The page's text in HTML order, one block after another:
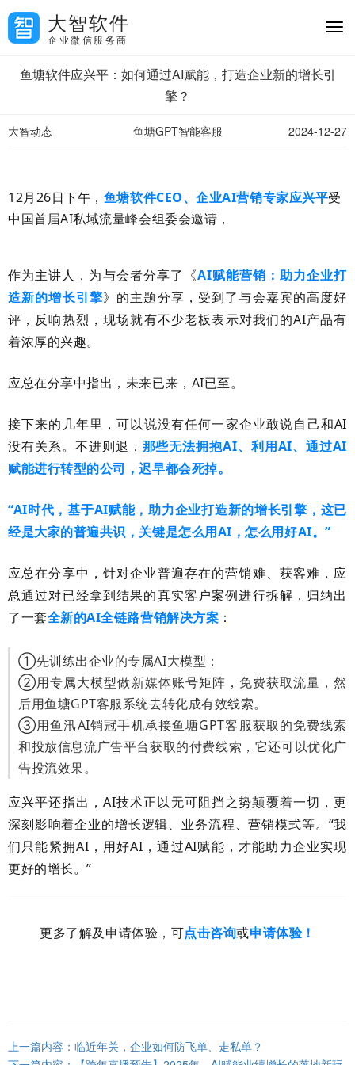
大智软件
企业微信服务商
鱼塘软件应兴平：如何通过AI赋能，打造企业新的增长引
擎？
大智动态 鱼塘GPT智能客服 2024-12-27
12月26日下午， 鱼塘软件CEO、企业AI营销专家应兴平受
中国首届AI私域流量峰会组委会邀请，
作为主讲人，为与会者分享了《AI赋能营销：助力企业打
造新的增长引擎》的主题分享，受到了与会嘉宾的高度好
评，反响热烈，现场就有不少老板表示对我们的AI产品有
着浓厚的兴趣。
应总在分享中指出，未来已来，AI已至。
接下来的几年里，可以说没有任何一家企业敢说自己和AI
没有关系。不进则退， 那些无法拥抱AI、利用AI、通过AI
赋能进行转型的公司，迟早都会死掉。
“AI时代，基于AI赋能，助力企业打造新的增长引擎，这已
经是大家的普遍共识，关键是怎么用AI，怎么用好AI。”
应总在分享中，针对企业普遍存在的营销难、获客难，应
总通过对已经拿到结果的真实客户案例进行拆解，归纳出
了一套全新的AI全链路营销解决方案 ：
①先训练出企业的专属AI大模型；
②用专属大模型做新媒体账号矩阵，免费获取流量，然
后用鱼塘GPT客服系统去转化成有效线索。
③用鱼汛AI销冠手机承接鱼塘GPT客服获取的免费线索
和投放信息流广告平台获取的付费线索，它还可以优化广
告投流效果。
应兴平还指出，AI技术正以无可阻挡之势颠覆着一切，更
深刻影响着企业的增长逻辑、业务流程、营销模式等。“我
们只能紧拥AI ，用好AI ，通过AI赋能，才能助力企业实现
更好的增长。”
更多了解及申请体验，可点击咨询或申请体验！
上一篇内容：临近年关，企业如何防飞单、走私单？